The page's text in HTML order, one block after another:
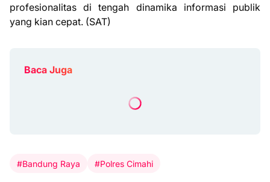
profesionalitas di tengah dinamika informasi publik
yang kian cepat. (SAT)
Baca Juga
#Bandung Raya #Polres Cimahi